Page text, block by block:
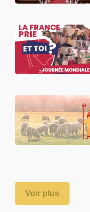
Voir plus